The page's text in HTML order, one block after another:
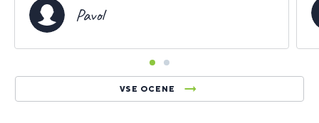
VSE OCENE
Pavol